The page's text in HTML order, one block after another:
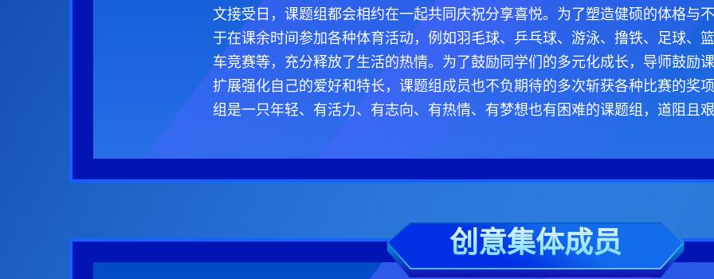
文接受日，课题组都会相约在一起共同庆祝分享喜悦。为了塑造健硕的体格与
于在课余时间参加各种体育活动，例如羽毛球、乒乓球、游泳、撸铁、足球、
车竞赛等，充分释放了生活的热情。为了鼓励同学们的多元化成长，导师鼓励
扩展强化自己的爱好和特长，课题组成员也不负期待的多次斩获各种比赛的奖
组是一只年轻、有活力、有志向、有热情、有梦想也有困难的课题组，道阻且
创意集体成员